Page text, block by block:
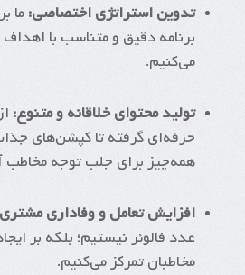
تدوین استراتژی اختصاصی:ما
برنامه دقیق و متناسب با
می‌کنیم.
تولید محتوای خلاقانه و متنوع:
حرفه‌ای گرفته تا کپشن‌های
همه‌چیز برای جلب توجه مخاطب
افزایش تعامل و وفاداری
عدد فالوئر نیستیم؛ بلکه بر
مخاطبان تمرکز می‌کنیم.